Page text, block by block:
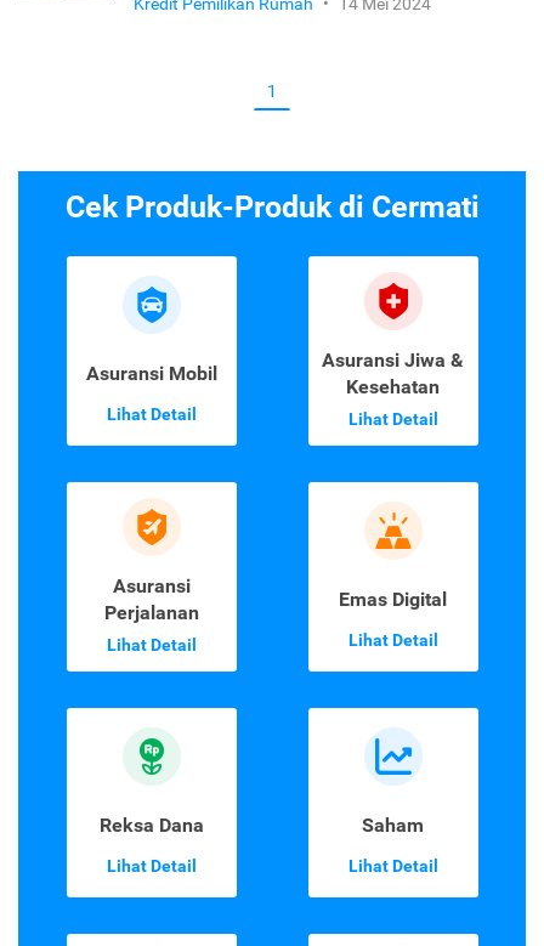
Kredit Pemilikan Rumah • 14 Mei 2024
1
Cek Produk-Produk di Cermati
Asuransi Mobil
Lihat Detail
Asuransi Jiwa &
Kesehatan
Lihat Detail
Asuransi
Perjalanan
Lihat Detail
Emas Digital
Lihat Detail
Reksa Dana
Lihat Detail
Saham
Lihat Detail